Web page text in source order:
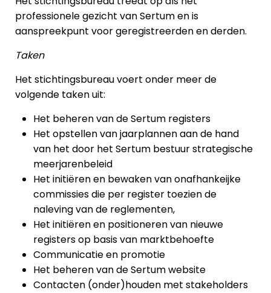
professionele gezicht van Sertum en is
aanspreekpunt voor geregistreerden en derden.
Taken
Het stichtingsbureau voert onder meer de
volgende taken uit:
Het beheren van de Sertum registers
Het opstellen van jaarplannen aan de hand
van het door het Sertum bestuur strategische
meerjarenbeleid
Het initiëren en bewaken van onafhankeijke
commissies die per register toezien de
naleving van de reglementen,
Het initiëren en positioneren van nieuwe
registers op basis van marktbehoefte
Communicatie en promotie
Het beheren van de Sertum website
Contacten (onder)houden met stakeholders